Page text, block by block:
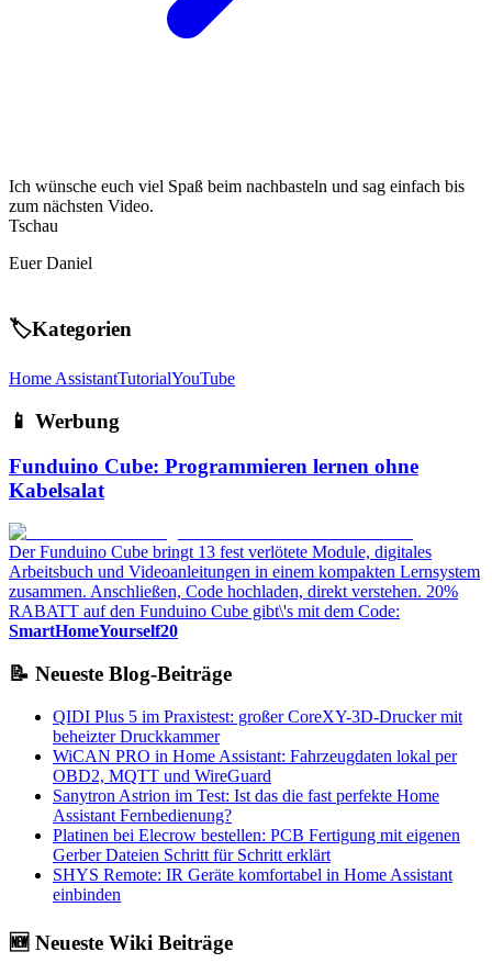
Ich wünsche euch viel Spaß beim nachbasteln und sag einfach bis
zum nächsten Video.
Tschau
Euer Daniel
🏷️Kategorien
Home AssistantTutorialYouTube
📱 Werbung
Funduino Cube: Programmieren lernen ohne
Kabelsalat
Der Funduino Cube bringt 13 fest verlötete Module, digitales
Arbeitsbuch und Videoanleitungen in einem kompakten Lernsystem
zusammen. Anschließen, Code hochladen, direkt verstehen. 20%
RABATT auf den Funduino Cube gibt\'s mit dem Code:
SmartHomeYourself20
📝 Neueste Blog-Beiträge
QIDI Plus 5 im Praxistest: großer CoreXY-3D-Drucker mit
beheizter Druckkammer
WiCAN PRO in Home Assistant: Fahrzeugdaten lokal per
OBD2, MQTT und WireGuard
Sanytron Astrion im Test: Ist das die fast perfekte Home
Assistant Fernbedienung?
Platinen bei Elecrow bestellen: PCB Fertigung mit eigenen
Gerber Dateien Schritt für Schritt erklärt
SHYS Remote: IR Geräte komfortabel in Home Assistant
einbinden
🆕 Neueste Wiki Beiträge